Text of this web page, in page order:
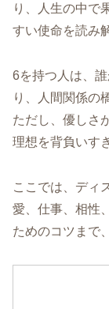
り、人生の中で
すい使命を読み
6を持つ人は、
り、人間関係の
ただし、優しさ
理想を背負いす
ここでは、ディ
愛、仕事、相性
ためのコツまで